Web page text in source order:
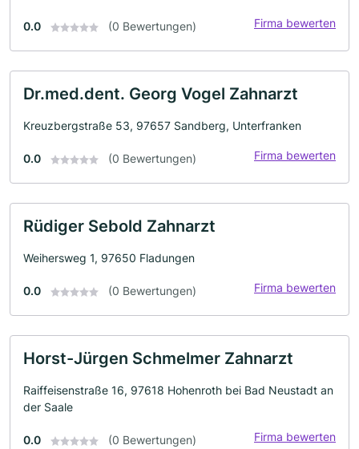
0.0 (0 Bewertungen) Firma bewerten
Dr.med.dent. Georg Vogel Zahnarzt
Kreuzbergstraße 53, 97657 Sandberg, Unterfranken
0.0 (0 Bewertungen) Firma bewerten
Rüdiger Sebold Zahnarzt
Weihersweg 1, 97650 Fladungen
0.0 (0 Bewertungen) Firma bewerten
Horst-Jürgen Schmelmer Zahnarzt
Raiffeisenstraße 16, 97618 Hohenroth bei Bad Neustadt an
der Saale
0.0 (0 Bewertungen) Firma bewerten